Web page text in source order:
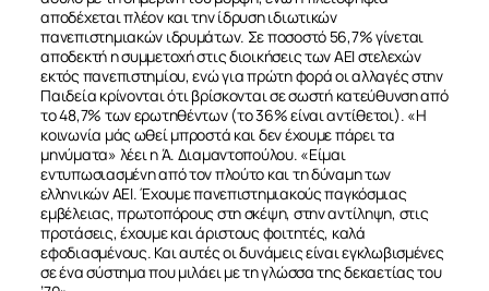
αποδέχεται πλέον και την ίδρυση ιδιωτικών
πανεπιστημιακών ιδρυμάτων. Σε ποσοστό 56,7% γίνεται
αποδεκτή η συμμετοχή στις διοικήσεις των ΑΕΙ στελεχών
εκτός πανεπιστημίου, ενώ για πρώτη φορά οι αλλαγές στην
Παιδεία κρίνονται ότι βρίσκονται σε σωστή κατεύθυνση από
το 48,7% των ερωτηθέντων (το 36% είναι αντίθετοι). «Η
κοινωνία μάς ωθεί μπροστά και δεν έχουμε πάρει τα
μηνύματα» λέει η Ά. Διαμαντοπούλου. «Είμαι
εντυπωσιασμένη από τον πλούτο και τη δύναμη των
ελληνικών ΑΕΙ. Έχουμε πανεπιστημιακούς παγκόσμιας
εμβέλειας, πρωτοπόρους στη σκέψη, στην αντίληψη, στις
προτάσεις, έχουμε και άριστους φοιτητές, καλά
εφοδιασμένους. Και αυτές οι δυνάμεις είναι εγκλωβισμένες
σε ένα σύστημα που μιλάει με τη γλώσσα της δεκαετίας του